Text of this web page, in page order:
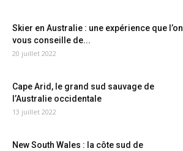
Skier en Australie : une expérience que l’on
vous conseille de...
20 juillet 2022
Cape Arid, le grand sud sauvage de
l’Australie occidentale
13 juillet 2022
New South Wales : la côte sud de